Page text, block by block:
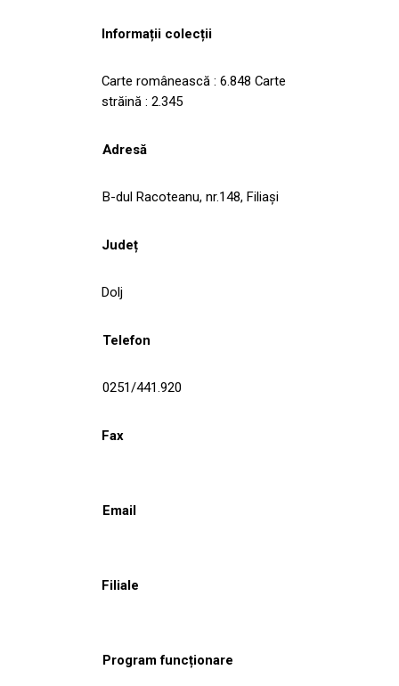
Informații colecții
Carte românească : 6.848 Carte
străină : 2.345
Adresă
B-dul Racoteanu, nr.148, Filiași
Județ
Dolj
Telefon
0251/441.920
Fax
Email
Filiale
Program funcționare